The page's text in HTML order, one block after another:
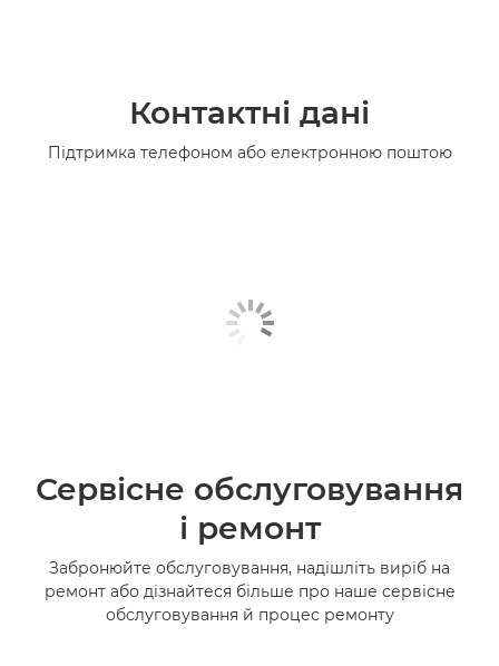
Контактні дані
Підтримка телефоном або електронною поштою
Сервісне обслуговування
і ремонт
Забронюйте обслуговування, надішліть виріб на
ремонт або дізнайтеся більше про наше сервісне
обслуговування й процес ремонту